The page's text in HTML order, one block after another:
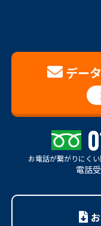
デー
お電話が繋がりにく
電話